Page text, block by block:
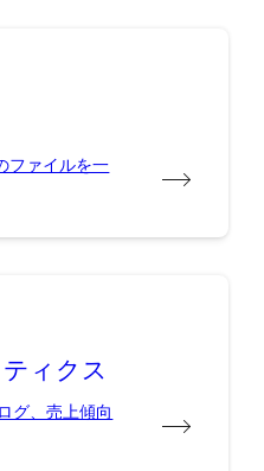
ファイルを一
ィクス
グ、売上傾向